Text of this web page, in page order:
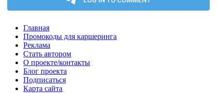
Главная
Промокоды для каршеринга
Реклама
Стать автором
О проекте/контакты
Блог проекта
Подписаться
Карта сайта